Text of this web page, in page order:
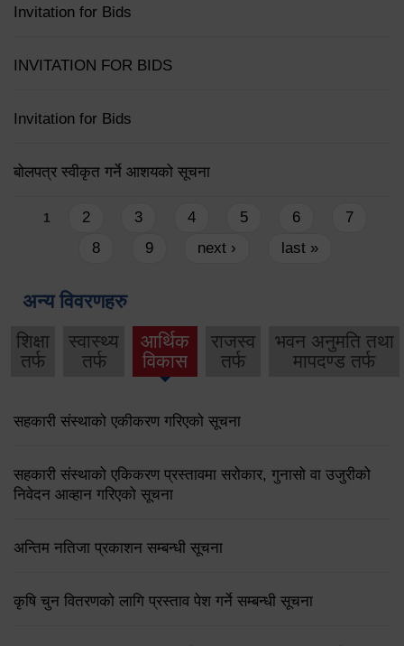
Invitation for Bids
INVITATION FOR BIDS
Invitation for Bids
बोलपत्र स्वीकृत गर्ने आशयको सूचना
Pages
1 2 3 4 5 6
7
8
9 next › last »
अन्य विवरणहरु
शिक्षा
तर्फ
स्वास्थ्य
तर्फ
आर्थिक
विकास
राजस्व
तर्फ
भवन अनुमति तथा
मापदण्ड तर्फ
सहकारी संस्थाको एकीकरण गरिएको सूचना
सहकारी संस्थाको एकिकरण प्रस्तावमा सरोकार, गुनासो वा उजुरीको
निवेदन आव्हान गरिएको सूचना
अन्तिम नतिजा प्रकाशन सम्बन्धी सूचना
कृषि चुन वितरणको लागि प्रस्ताव पेश गर्ने सम्बन्धी सूचना